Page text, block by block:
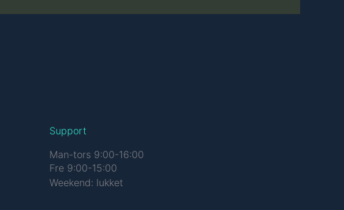
Support
Man-tors 9:00-16:00
Fre 9:00-15:00
Weekend: lukket